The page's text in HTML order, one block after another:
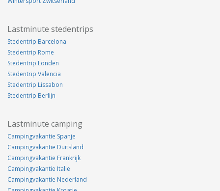
Lastminute stedentrips
Stedentrip Barcelona
Stedentrip Rome
Stedentrip Londen
Stedentrip Valencia
Stedentrip Lissabon
Stedentrip Berlijn
Lastminute camping
Campingvakantie Spanje
Campingvakantie Duitsland
Campingvakantie Frankrijk
Campingvakantie Italie
Campingvakantie Nederland